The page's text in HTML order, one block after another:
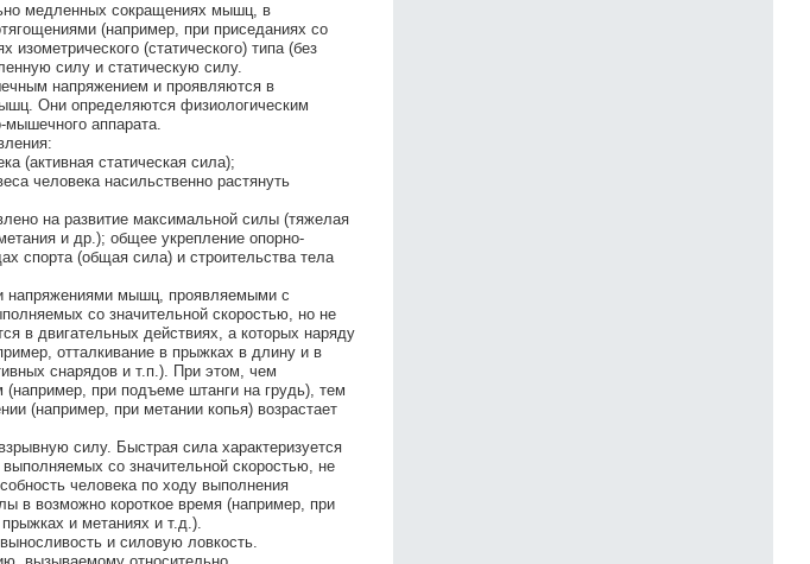
медленных сокращениях мышц, в
(например, при приседаниях со
(статического) типа (без
силу и статическую силу.
напряжением и проявляются в
Они определяются физиологическим
аппарата.
(активная статическая сила);
человека насильственно растянуть
на развитие максимальной силы (тяжелая
и др.); общее укрепление опорно-
спорта (общая сила) и строительства тела
напряжениями мышц, проявляемыми с
со значительной скоростью, но не
в двигательных действиях, а которых наряду
отталкивание в прыжках в длину и в
снарядов и т.п.). При этом, чем
при подъеме штанги на грудь), тем
(например, при метании копья) возрастает
силу. Быстрая сила характеризуется
со значительной скоростью, не
человека по ходу выполнения
в возможно короткое время (например, при
прыжках и метаниях и т.д.).
и силовую ловкость.